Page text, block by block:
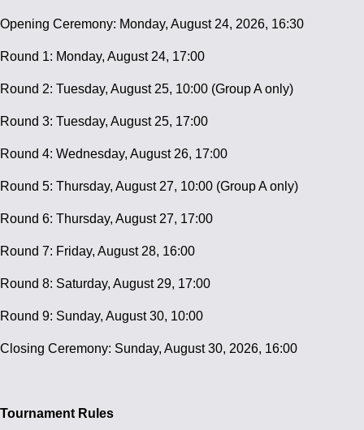
Opening Ceremony: Monday, August 24, 2026, 16:30
Round 1: Monday, August 24, 17:00
Round 2: Tuesday, August 25, 10:00 (Group A only)
Round 3: Tuesday, August 25, 17:00
Round 4: Wednesday, August 26, 17:00
Round 5: Thursday, August 27, 10:00 (Group A only)
Round 6: Thursday, August 27, 17:00
Round 7: Friday, August 28, 16:00
Round 8: Saturday, August 29, 17:00
Round 9: Sunday, August 30, 10:00
Closing Ceremony: Sunday, August 30, 2026, 16:00
Tournament Rules